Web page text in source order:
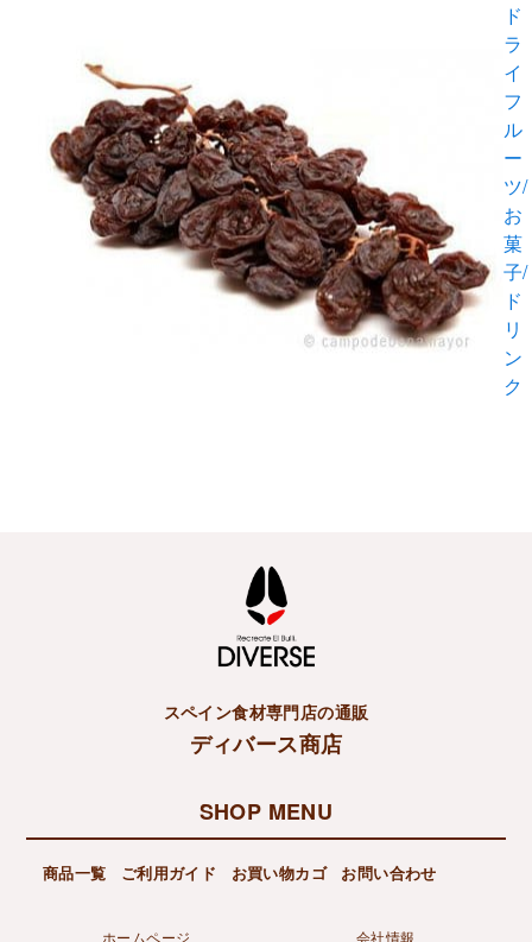
ド
ラ
イ
フ
ル
ー
ツ/
お
菓
子/
ド
リ
ン
ク
スペイン食材専門店の通販
ディバース商店
SHOP MENU
商品一覧 ご利用ガイド お買い物カゴ お問い合わせ
ホームページ 会社情報